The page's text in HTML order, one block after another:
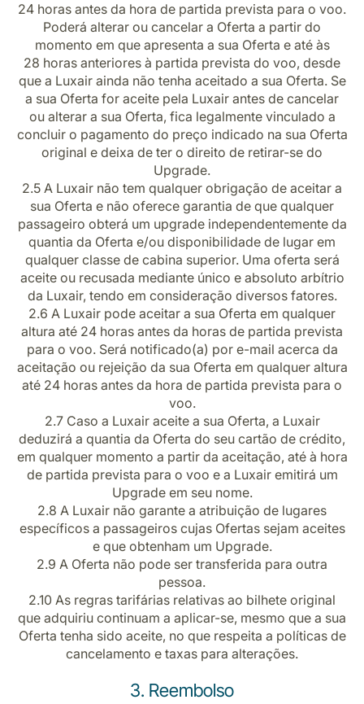
24 horas antes da hora de partida prevista para o voo.
Poderá alterar ou cancelar a Oferta a partir do
momento em que apresenta a sua Oferta e até às
28 horas anteriores à partida prevista do voo, desde
que a Luxair ainda não tenha aceitado a sua Oferta. Se
a sua Oferta for aceite pela Luxair antes de cancelar
ou alterar a sua Oferta, fica legalmente vinculado a
concluir o pagamento do preço indicado na sua Oferta
original e deixa de ter o direito de retirar-se do
Upgrade.
2.5 A Luxair não tem qualquer obrigação de aceitar a
sua Oferta e não oferece garantia de que qualquer
passageiro obterá um upgrade independentemente da
quantia da Oferta e/ou disponibilidade de lugar em
qualquer classe de cabina superior. Uma oferta será
aceite ou recusada mediante único e absoluto arbítrio
da Luxair, tendo em consideração diversos fatores.
2.6 A Luxair pode aceitar a sua Oferta em qualquer
altura até 24 horas antes da horas de partida prevista
para o voo. Será notificado(a) por e-mail acerca da
aceitação ou rejeição da sua Oferta em qualquer altura
até 24 horas antes da hora de partida prevista para o
voo.
2.7 Caso a Luxair aceite a sua Oferta, a Luxair
deduzirá a quantia da Oferta do seu cartão de crédito,
em qualquer momento a partir da aceitação, até à hora
de partida prevista para o voo e a Luxair emitirá um
Upgrade em seu nome.
2.8 A Luxair não garante a atribuição de lugares
específicos a passageiros cujas Ofertas sejam aceites
e que obtenham um Upgrade.
2.9 A Oferta não pode ser transferida para outra
pessoa.
2.10 As regras tarifárias relativas ao bilhete original
que adquiriu continuam a aplicar-se, mesmo que a sua
Oferta tenha sido aceite, no que respeita a políticas de
cancelamento e taxas para alterações.
3. Reembolso